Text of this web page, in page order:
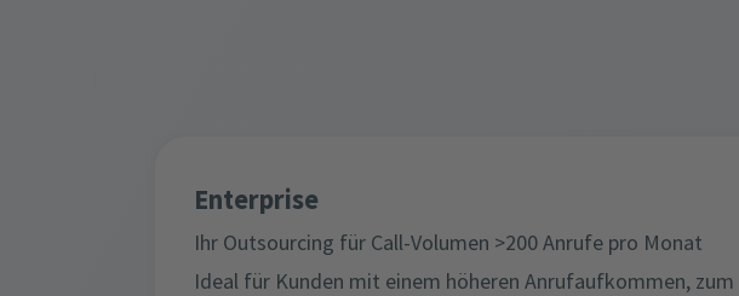
Enterprise
Ihr Outsourcing für Call-Volumen >200 Anrufe pro Monat
Ideal für Kunden mit einem höheren Anrufaufkommen,